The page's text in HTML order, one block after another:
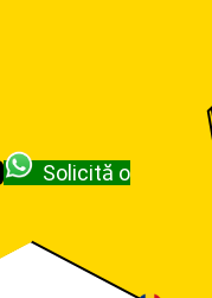
Solicită o